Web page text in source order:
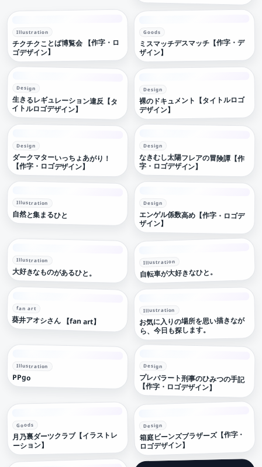
Illustration
チクチクことば博覧会 【作字・ロ
ゴデザイン】
Goods
ミスマッチデスマッチ【作字・デ
ザイン】
Design
生きるレギュレーション違反【タ
イトルロゴデザイン】
Design
裸のドキュメント【タイトルロゴ
デザイン】
Design
ダークマターいっちょあがり！
【作字・ロゴデザイン】
Design
なきむし太陽フレアの冒険譚【作
字・ロゴデザイン】
Illustration
自然と集まるひと
Design
エンゲル係数高め【作字・ロゴデ
ザイン】
Illustration
大好きなものがあるひと。
Illustration
自転車が大好きなひと。
fan art
葵井アオシさん 【fan art】
Illustration
お気に入りの場所を思い描きなが
ら、今日も探します。
Illustration
PPgo
Design
プレパラート刑事のひみつの手記
【作字・ロゴデザイン】
Goods
月乃裏ダーツクラブ【イラストレ
ーション】
Design
箱庭ビーンズブラザーズ【作字・
ロゴデザイン】